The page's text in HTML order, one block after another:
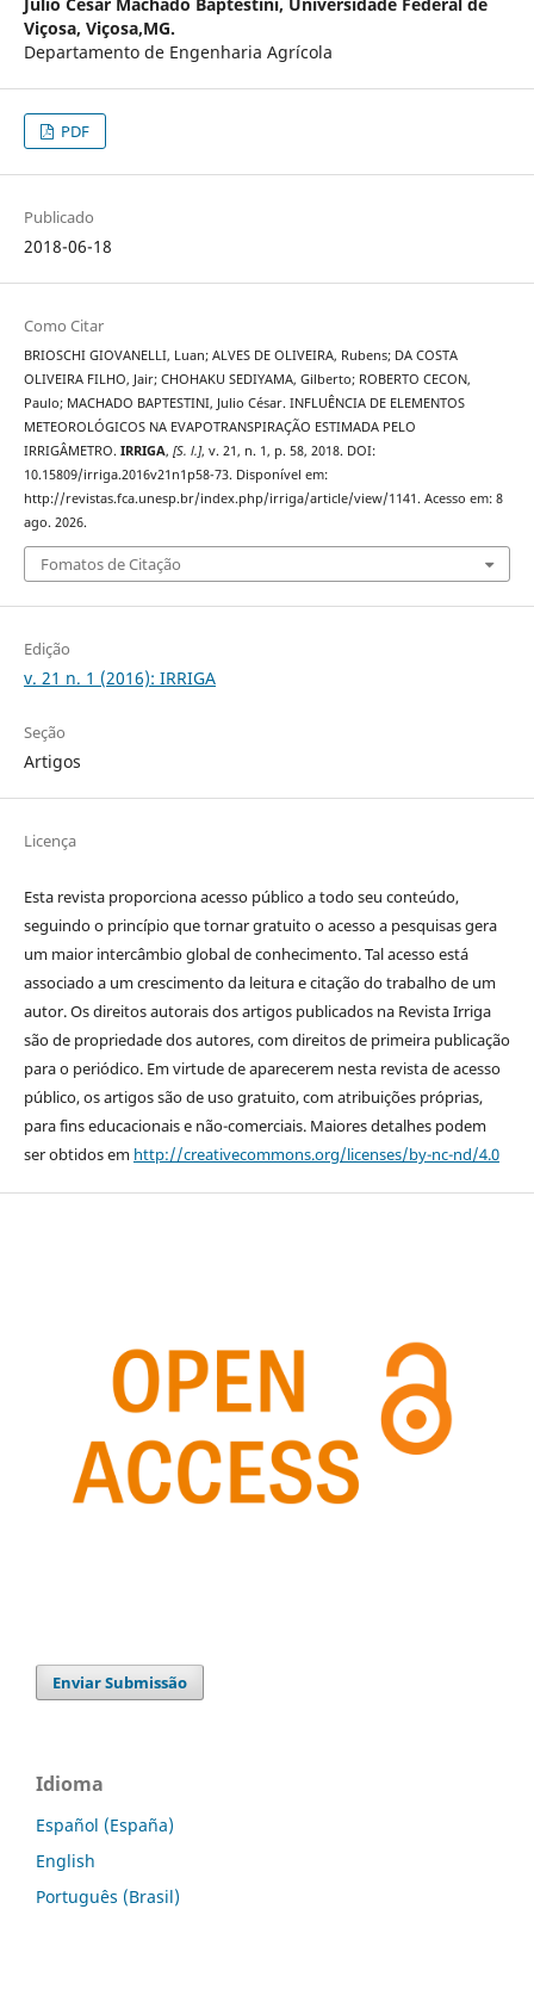
Julio César Machado Baptestini, Universidade Federal de
Viçosa, Viçosa,MG.
Departamento de Engenharia Agrícola
PDF
Publicado
2018-06-18
Como Citar
BRIOSCHI GIOVANELLI, Luan; ALVES DE OLIVEIRA, Rubens; DA COSTA
OLIVEIRA FILHO, Jair; CHOHAKU SEDIYAMA, Gilberto; ROBERTO CECON,
Paulo; MACHADO BAPTESTINI, Julio César. INFLUÊNCIA DE ELEMENTOS
METEOROLÓGICOS NA EVAPOTRANSPIRAÇÃO ESTIMADA PELO
IRRIGÂMETRO. IRRIGA, [S. l.], v. 21, n. 1, p. 58, 2018. DOI:
10.15809/irriga.2016v21n1p58-73. Disponível em:
http://revistas.fca.unesp.br/index.php/irriga/article/view/1141. Acesso em: 8
ago. 2026.
Fomatos de Citação
Edição
v. 21 n. 1 (2016): IRRIGA
Seção
Artigos
Licença
Esta revista proporciona acesso público a todo seu conteúdo,
seguindo o princípio que tornar gratuito o acesso a pesquisas gera
um maior intercâmbio global de conhecimento. Tal acesso está
associado a um crescimento da leitura e citação do trabalho de um
autor. Os direitos autorais dos artigos publicados na Revista Irriga
são de propriedade dos autores, com direitos de primeira publicação
para o periódico. Em virtude de aparecerem nesta revista de acesso
público, os artigos são de uso gratuito, com atribuições próprias,
para fins educacionais e não-comerciais. Maiores detalhes podem
ser obtidos em http://creativecommons.org/licenses/by-nc-nd/4.0
Enviar Submissão
Idioma
Español (España)
English
Português (Brasil)